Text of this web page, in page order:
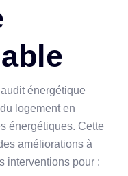
énergétique
logement en
énergétiques. Cette
améliorations à
interventions pour :